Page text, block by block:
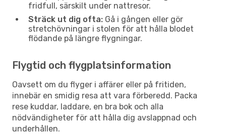
fridfull, särskilt under nattresor.
Sträck ut dig ofta: Gå i gången eller gör
stretchövningar i stolen för att hålla blodet
flödande på längre flygningar.
Flygtid och flygplatsinformation
Oavsett om du flyger i affärer eller på fritiden,
innebär en smidig resa att vara förberedd. Packa
rese kuddar, laddare, en bra bok och alla
nödvändigheter för att hålla dig avslappnad och
underhållen.